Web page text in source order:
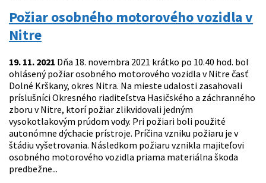
Požiar osobného motorového vozidla v
Nitre
19. 11. 2021 Dňa 18. novembra 2021 krátko po 10.40 hod. bol
ohlásený požiar osobného motorového vozidla v Nitre časť
Dolné Krškany, okres Nitra. Na mieste udalosti zasahovali
príslušníci Okresného riaditeľstva Hasičského a záchranného
zboru v Nitre, ktorí požiar zlikvidovali jedným
vysokotlakovým prúdom vody. Pri požiari boli použité
autonómne dýchacie prístroje. Príčina vzniku požiaru je v
štádiu vyšetrovania. Následkom požiaru vznikla majiteľovi
osobného motorového vozidla priama materiálna škoda
predbežne...